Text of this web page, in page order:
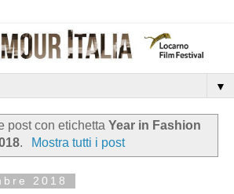
▼
post con etichetta Year in Fashion
. Mostra tutti i post
2018